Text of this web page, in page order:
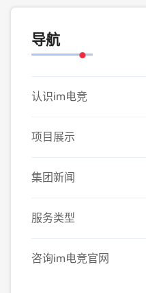
导航
认识im电竞
项目展示
集团新闻
服务类型
咨询im电竞官网